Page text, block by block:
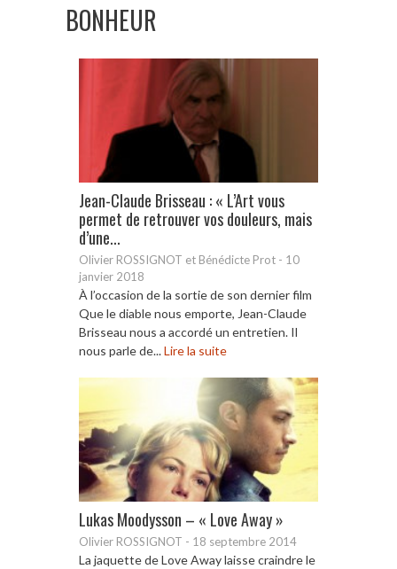
BONHEUR
Jean-Claude Brisseau : « L’Art vous
permet de retrouver vos douleurs, mais
d’une...
Olivier ROSSIGNOT et Bénédicte Prot - 10
janvier 2018
À l’occasion de la sortie de son dernier film
Que le diable nous emporte, Jean-Claude
Brisseau nous a accordé un entretien. Il
nous parle de...Lire la suite
Lukas Moodysson – « Love Away »
Olivier ROSSIGNOT - 18 septembre 2014
La jaquette de Love Away laisse craindre le